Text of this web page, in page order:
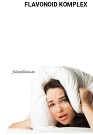
FLAVONOID KOMPLEX